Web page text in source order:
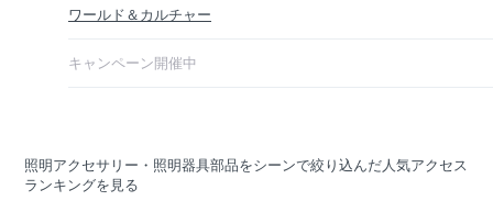
ワールド＆カルチャー
キャンペーン開催中
照明アクセサリー・照明器具部品をシーンで絞り込んだ人気アクセス
ランキングを見る